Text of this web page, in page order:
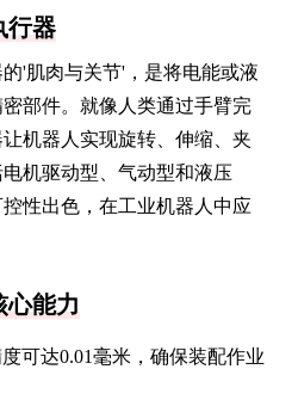
行器
'肌肉与关节'，是将电能或液
部件。就像人类通过手臂完
机器人实现旋转、伸缩、夹
机驱动型、气动型和液压
性出色，在工业机器人中应
心能力
度可达0.01毫米，确保装配作业